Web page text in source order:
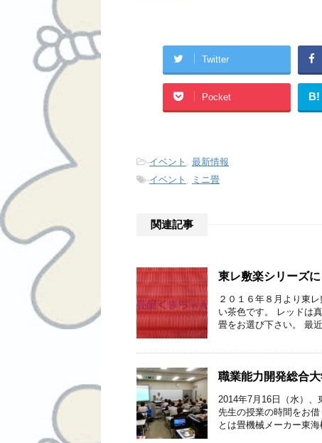
e
Twitter
Pocket B!
-イベント
最新情報
-イベント ミニ畳
関連記事
東レ敷楽シリーズ
２０１６年８月より東
い茶色です。 レッドは
畳をお選び下さい。 最
職業能力開発総合
2014年7月16日（水）
先生の授業の時間をお
とは畳機械メーカー東